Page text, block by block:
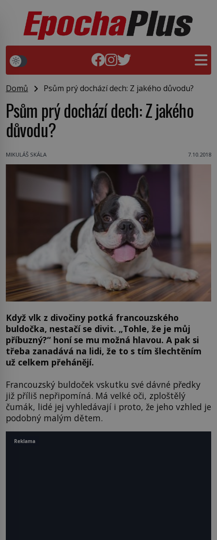
Domů Psům prý dochází dech: Z jakého důvodu?
Psům prý dochází dech: Z jakého
důvodu?
MIKULÁŠ SKÁLA 7.10.2018
Když vlk z divočiny potká francouzského
buldočka, nestačí se divit. „Tohle, že je můj
příbuzný?“ honí se mu možná hlavou. A pak si
třeba zanadává na lidi, že to s tím šlechtěním
už celkem přehánějí.
Francouzský buldoček vskutku své dávné předky
již příliš nepřipomíná. Má velké oči, zploštělý
čumák, lidé jej vyhledávají i proto, že jeho vzhled je
podobný malým dětem.
Reklama